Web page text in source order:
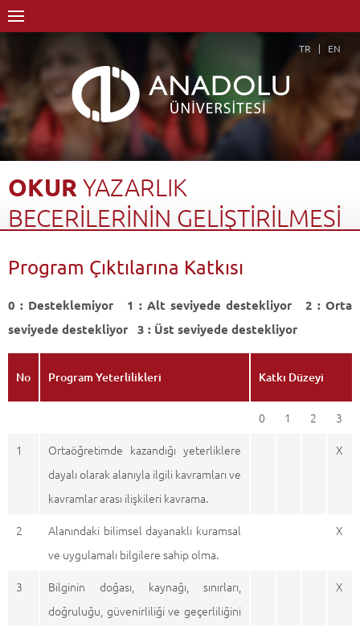
TR EN
OKUR YAZARLIK
BECERİLERİNİN GELİŞTİRİLMESİ
Özel Eğitim Bölümü
Özel Eğitim Öğretmenliği Programı
Program Çıktılarına Katkısı
Geri Dön
Program Çıktılarına Katkısı
0 : Desteklemiyor 1 : Alt seviyede destekliyor 2 : Orta
seviyede destekliyor 3 : Üst seviyede destekliyor
No Program Yeterlilikleri Katkı Düzeyi
0 1 2
3
1
Ortaöğretimde kazandığı yeterliklere
dayalı olarak alanıyla ilgili kavramları ve
kavramlar arası ilişkileri kavrama.
X
2
Alanındaki bilimsel dayanaklı kuramsal
ve uygulamalı bilgilere sahip olma.
X
3
Bilginin doğası, kaynağı, sınırları,
doğruluğu, güvenirliliği ve geçerliliğini
X